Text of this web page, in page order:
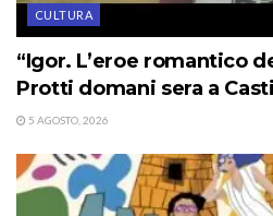
CULTURA
“Igor. L’eroe romantico
Protti domani sera a
5 AGOSTO, 2026